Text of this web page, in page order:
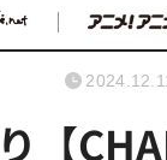
【